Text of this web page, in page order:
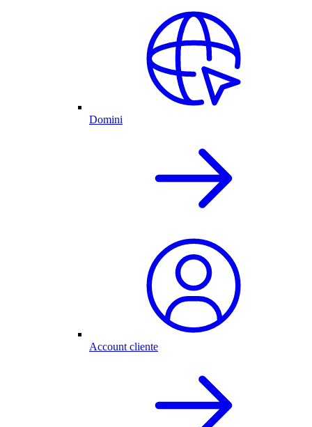
Domini
Account cliente